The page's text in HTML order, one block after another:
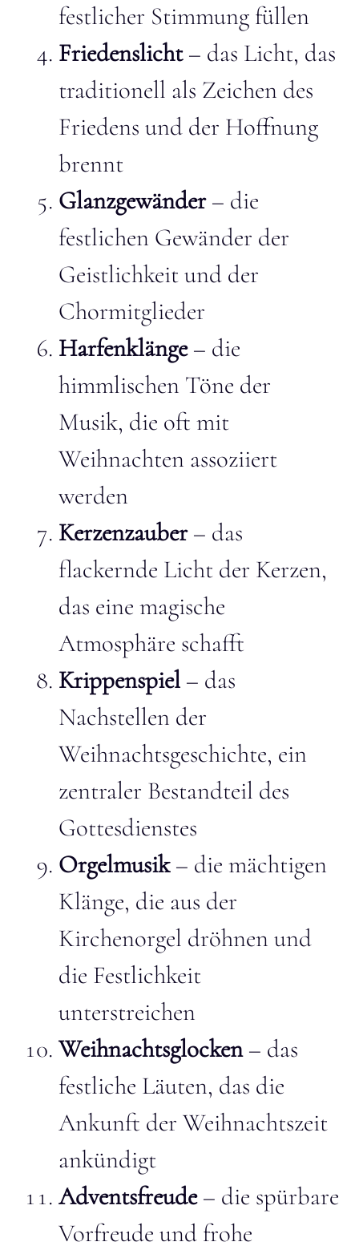
festlicher Stimmung füllen
Friedenslicht– das Licht, das
traditionell als Zeichen des
Friedens und der Hoffnung
brennt
Glanzgewänder– die
festlichen Gewänder der
Geistlichkeit und der
Chormitglieder
Harfenklänge– die
himmlischen Töne der
Musik, die oft mit
Weihnachten assoziiert
werden
Kerzenzauber– das
flackernde Licht der Kerzen,
das eine magische
Atmosphäre schafft
Krippenspiel – das
Nachstellen der
Weihnachtsgeschichte, ein
zentraler Bestandteil des
Gottesdienstes
Orgelmusik– die mächtigen
Klänge, die aus der
Kirchenorgel dröhnen und
die Festlichkeit
unterstreichen
Weihnachtsglocken– das
festliche Läuten, das die
Ankunft der Weihnachtszeit
ankündigt
Adventsfreude– die spürbare
Vorfreude und frohe